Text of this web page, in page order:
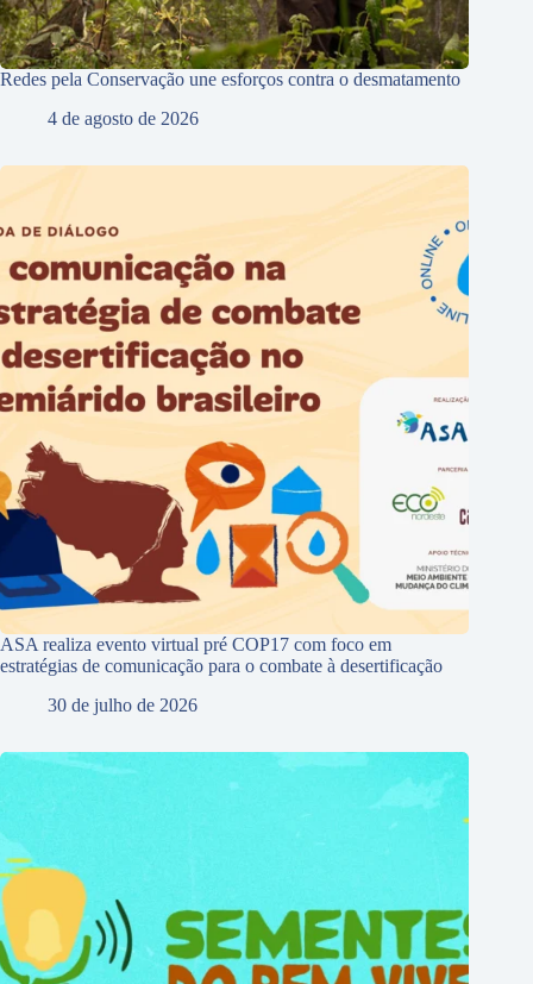
Redes pela Conservação une esforços contra o desmatamento
4 de agosto de 2026
ASA realiza evento virtual pré COP17 com foco em
estratégias de comunicação para o combate à desertificação
30 de julho de 2026